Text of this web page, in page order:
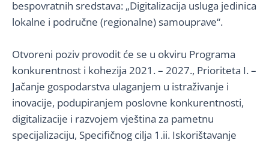
bespovratnih sredstava: „Digitalizacija usluga jedinica
lokalne i područne (regionalne) samouprave“.
Otvoreni poziv provodit će se u okviru Programa
konkurentnost i kohezija 2021. – 2027., Prioriteta I. –
Jačanje gospodarstva ulaganjem u istraživanje i
inovacije, podupiranjem poslovne konkurentnosti,
digitalizacije i razvojem vještina za pametnu
specijalizaciju, Specifičnog cilja 1.ii. Iskorištavanje